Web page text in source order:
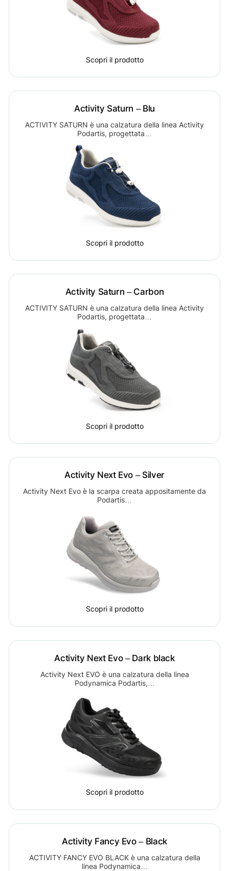
Scopri il prodotto
Activity Saturn – Blu
ACTIVITY SATURN è una calzatura della linea Activity
Podartis, progettata…
Scopri il prodotto
Activity Saturn – Carbon
ACTIVITY SATURN è una calzatura della linea Activity
Podartis, progettata…
Scopri il prodotto
Activity Next Evo – Silver
Activity Next Evo è la scarpa creata appositamente da
Podartis…
Scopri il prodotto
Activity Next Evo – Dark black
Activity Next EVO è una calzatura della linea
Podynamica Podartis,…
Scopri il prodotto
Activity Fancy Evo – Black
ACTIVITY FANCY EVO BLACK è una calzatura della
linea Podynamica…